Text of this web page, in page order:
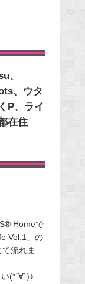
、
、ウタ
P、ライ
在住
Homeで
Vol.1」の
流れま
(*´∀`)♪